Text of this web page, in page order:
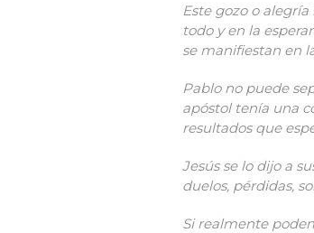
Este gozo o
todo y en la
se manifiestan en
Pablo no puede
apóstol tenía una
resultados que
Jesús se lo dijo a
duelos, pérdidas,
Si realmente